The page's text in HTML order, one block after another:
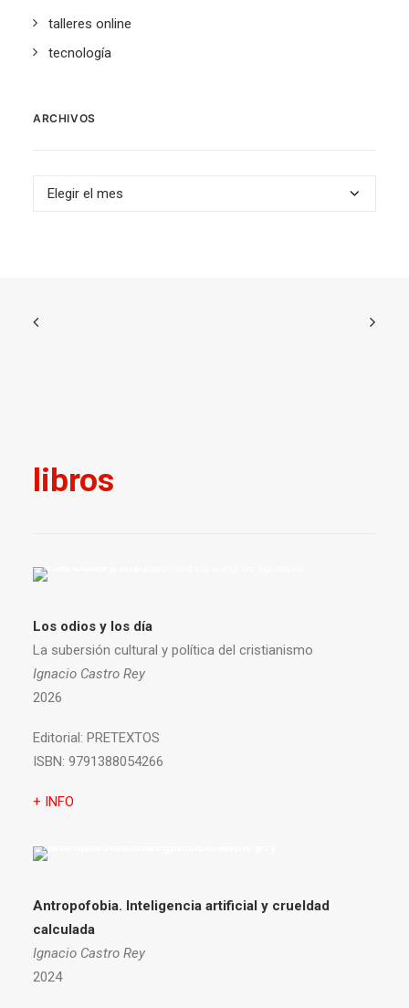
talleres online
tecnología
ARCHIVOS
Archivos
libros
Los odios y los día
La subersión cultural y política del cristianismo
Ignacio Castro Rey
2026
Editorial: PRETEXTOS
ISBN: 9791388054266
+ INFO
Antropofobia. Inteligencia artificial y crueldad
calculada
Ignacio Castro Rey
2024